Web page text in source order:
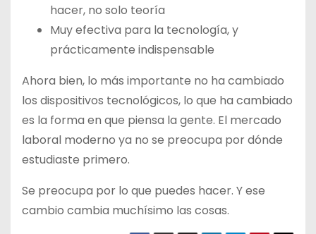
hacer, no solo teoría
Muy efectiva para la tecnología, y
prácticamente indispensable
Ahora bien, lo más importante no ha cambiado
los dispositivos tecnológicos, lo que ha cambiado
es la forma en que piensa la gente. El mercado
laboral moderno ya no se preocupa por dónde
estudiaste primero.
Se preocupa por lo que puedes hacer. Y ese
cambio cambia muchísimo las cosas.